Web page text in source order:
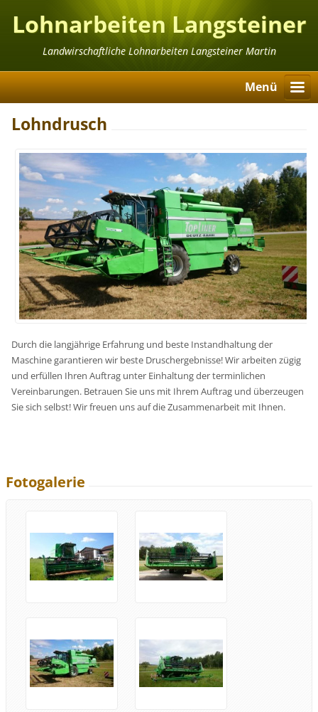
Lohnarbeiten Langsteiner
Martin
Landwirschaftliche Lohnarbeiten Langsteiner Martin
Menü
Lohndrusch
Durch die langjährige Erfahrung und beste Instandhaltung der
Maschine garantieren wir beste Druschergebnisse! Wir arbeiten zügig
und erfüllen Ihren Auftrag unter Einhaltung der terminlichen
Vereinbarungen. Betrauen Sie uns mit Ihrem Auftrag und überzeugen
Sie sich selbst! Wir freuen uns auf die Zusammenarbeit mit Ihnen.
Fotogalerie